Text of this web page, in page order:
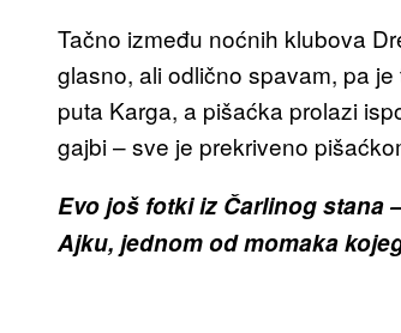
Tačno između noćnih klubova
glasno, ali odlično spavam, pa
puta Karga, a pišaćka prolazi
gajbi – sve je prekriveno
Evo još fotki iz Čarlinog stana
Ajku, jednom od momaka